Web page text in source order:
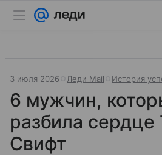
3 июля 2026 Леди Mail История
6 мужчин,
разбила сердце
Свифт